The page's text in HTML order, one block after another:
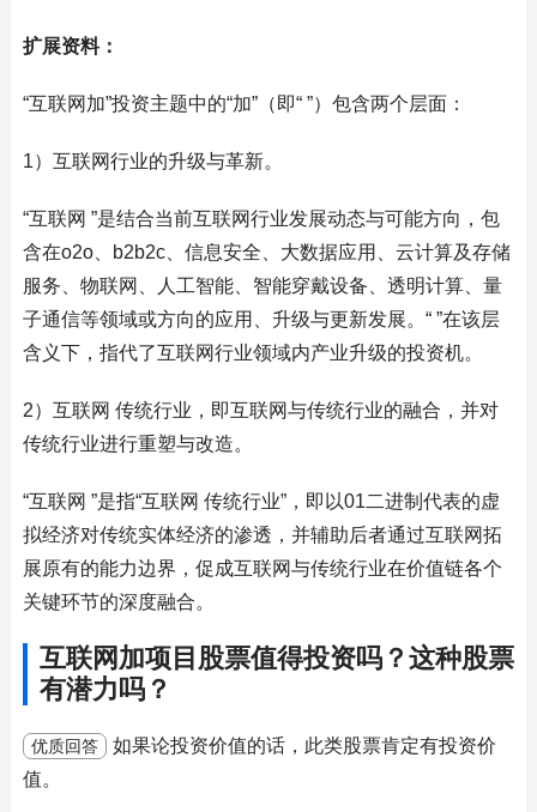
扩展资料：
“互联网加”投资主题中的“加”（即“ ”）包含两个层面：
1）互联网行业的升级与革新。
“互联网 ”是结合当前互联网行业发展动态与可能方向，包
含在o2o、b2b2c、信息安全、大数据应用、云计算及存储
服务、物联网、人工智能、智能穿戴设备、透明计算、量
子通信等领域或方向的应用、升级与更新发展。“ ”在该层
含义下，指代了互联网行业领域内产业升级的投资机。
2）互联网 传统行业，即互联网与传统行业的融合，并对
传统行业进行重塑与改造。
“互联网 ”是指“互联网 传统行业”，即以01二进制代表的虚
拟经济对传统实体经济的渗透，并辅助后者通过互联网拓
展原有的能力边界，促成互联网与传统行业在价值链各个
关键环节的深度融合。
互联网加项目股票值得投资吗？这种股票
有潜力吗？
优质回答
如果论投资价值的话，此类股票肯定有投资价
值。